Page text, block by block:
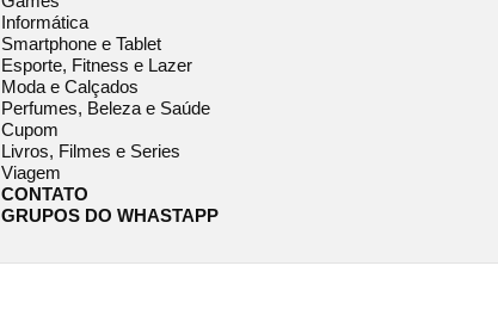
Informática
Smartphone e Tablet
Esporte, Fitness e Lazer
Moda e Calçados
Perfumes, Beleza e Saúde
Cupom
Livros, Filmes e Series
Viagem
CONTATO
GRUPOS DO WHASTAPP